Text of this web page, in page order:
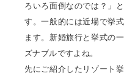
ろいろ面倒なのでは？」
す。一般的には近場で挙
ます。新婚旅行と挙式の
ズナブルですよね。
先にご紹介したリゾート